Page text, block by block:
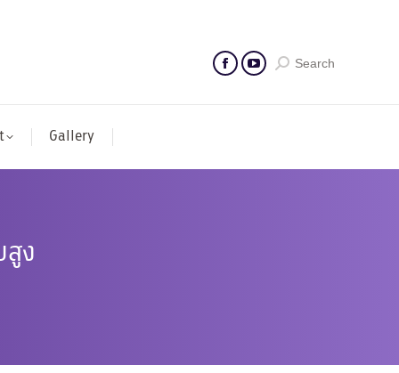
Search
Gallery
สูง